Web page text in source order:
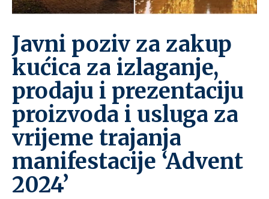
Javni poziv za zakup
kućica za izlaganje,
prodaju i prezentaciju
proizvoda i usluga za
vrijeme trajanja
manifestacije ‘Advent
2024’